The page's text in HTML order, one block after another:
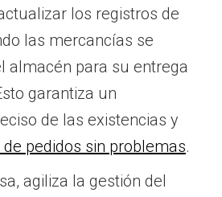
los registros de
las mercancías se
almacén para su entrega
garantiza un
de las existencias y
pedidos sin problemas.
agiliza la gestión del